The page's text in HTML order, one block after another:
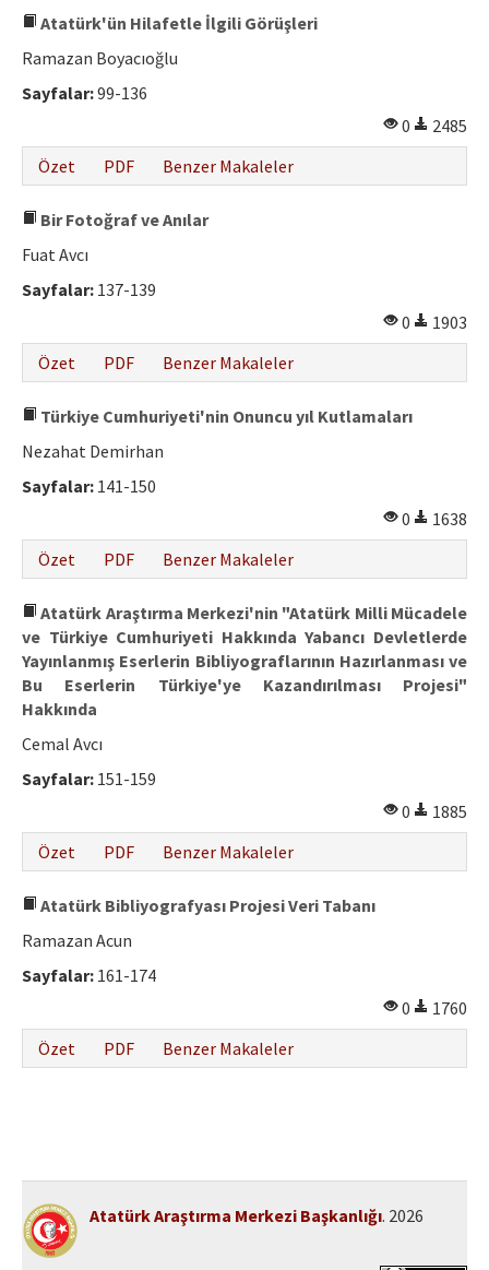
Atatürk'ün Hilafetle İlgili Görüşleri
Ramazan Boyacıoğlu
Sayfalar:99-136
0
2485
Özet
PDF Benzer Makaleler
Bir Fotoğraf ve Anılar
Fuat Avcı
Sayfalar: 137-139
0
1903
Özet
PDF Benzer Makaleler
Türkiye Cumhuriyeti'nin Onuncu yıl Kutlamaları
Nezahat Demirhan
Sayfalar: 141-150
0
1638
Özet
PDF Benzer Makaleler
Atatürk Araştırma Merkezi'nin "Atatürk Milli Mücadele
ve Türkiye Cumhuriyeti Hakkında Yabancı Devletlerde
Yayınlanmış Eserlerin Bibliyograflarının Hazırlanması ve
Bu Eserlerin Türkiye'ye Kazandırılması Projesi"
Hakkında
Cemal Avcı
Sayfalar: 151-159
0
1885
Özet
PDF Benzer Makaleler
Atatürk Bibliyografyası Projesi Veri Tabanı
Ramazan Acun
Sayfalar: 161-174
0
1760
Özet
PDF Benzer Makaleler
Atatürk Araştırma Merkezi Başkanlığı. 2026